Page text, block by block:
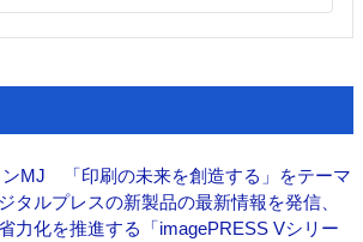
ンMJ 「印刷の未来を創造する」をテーマ
タルプレスの新製品の最新情報を発信、
力化を推進する「imagePRESS Vシリー